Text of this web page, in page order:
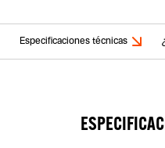
Especificaciones técnicas